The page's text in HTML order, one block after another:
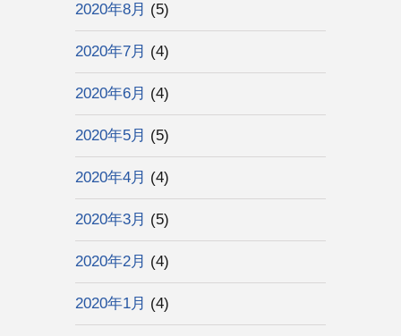
2020年8月 (5)
2020年7月 (4)
2020年6月 (4)
2020年5月 (5)
2020年4月 (4)
2020年3月 (5)
2020年2月 (4)
2020年1月 (4)